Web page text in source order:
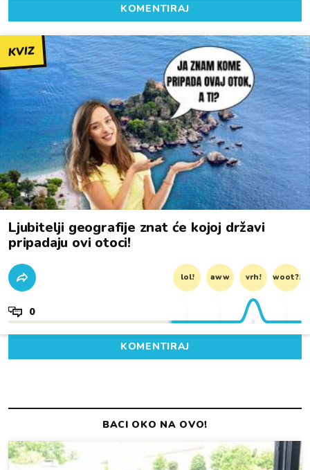
KOMENTIRAJ
KVIZ
Ljubitelji geografije znat će kojoj državi
pripadaju ovi otoci!
lol! aww vrh! woot?!
0
KOMENTIRAJ